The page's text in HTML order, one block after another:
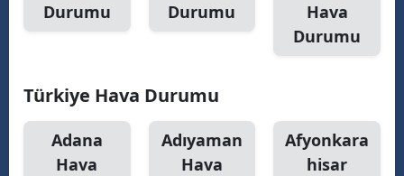
Durumu
Durumu
Hava
Durumu
Türkiye Hava Durumu
Adana
Hava
Adıyaman
Hava
Afyonkara
hisar